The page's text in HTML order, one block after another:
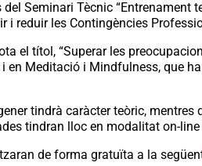
del Seminari Tècnic
i reduir les Contingències
el títol, “Superar les
i en Meditació i Mindfulness, que
tindrà caràcter teòric,
tindran lloc en modalitat on-
de forma gratuïta a la